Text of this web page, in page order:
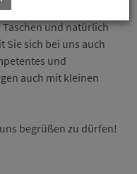
und natürlich
Sie sich bei uns auch
und
auch mit kleinen
begrüßen zu dürfen!